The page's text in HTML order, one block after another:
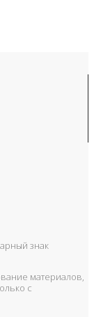
знак
материалов,
с